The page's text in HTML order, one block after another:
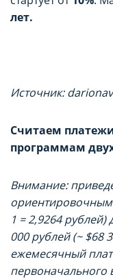
лет.
Источник:
Считаем
программам
Внимание:
1 = 2,9264
000 рублей (~ $68
ежемесячный
первоначального